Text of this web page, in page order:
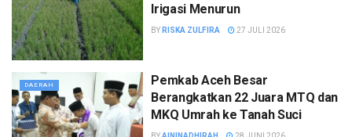
Irigasi Menurun
BY RISKA ZULFIRA 27 JULI 2026
DAERAH
Pemkab Aceh Besar
Berangkatkan 22 Juara MTQ dan
MKQ Umrah ke Tanah Suci